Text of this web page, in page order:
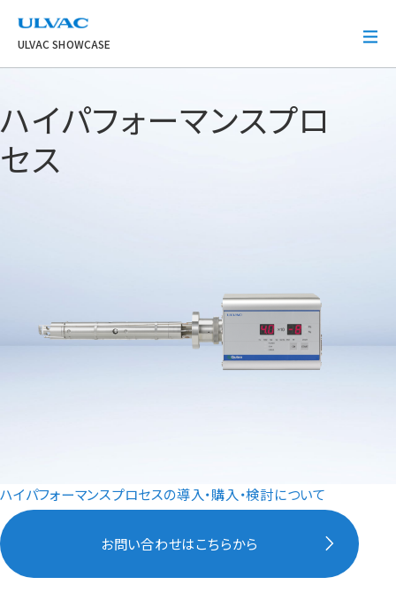
ULVAC
ULVAC SHOWCASE
ハイパフォーマンスプロ
セス
ハイパフォーマンスプロセスの導入・購入・検討について
お問い合わせはこちらから